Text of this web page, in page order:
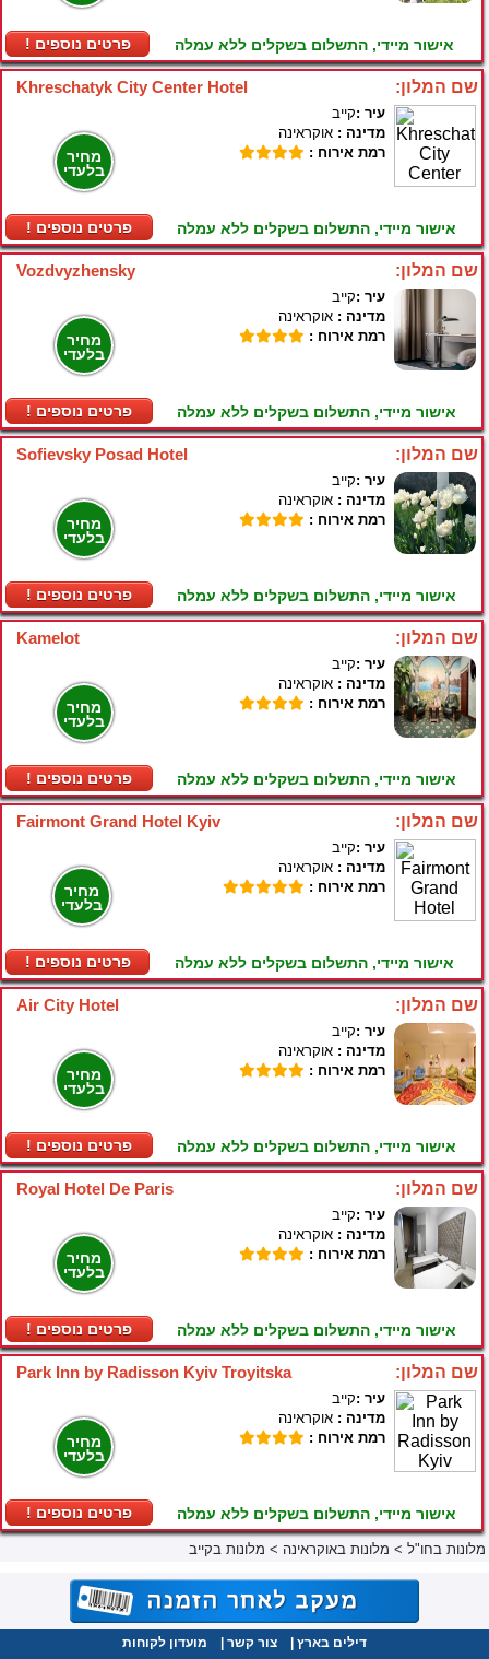
! פרטים נוספים אישור מיידי, התשלום בשקלים ללא עמלה
Khreschatyk City Center Hotel שם המלון:
מחיר
בלעדי
! פרטים נוספים
עיר :קייב
מדינה : אוקראינה
רמת אירוח :
אישור מיידי, התשלום בשקלים ללא עמלה
Vozdvyzhensky שם המלון:
מחיר
בלעדי
! פרטים נוספים
עיר :קייב
מדינה : אוקראינה
רמת אירוח :
אישור מיידי, התשלום בשקלים ללא עמלה
Sofievsky Posad Hotel שם המלון:
מחיר
בלעדי
! פרטים נוספים
עיר :קייב
מדינה : אוקראינה
רמת אירוח :
אישור מיידי, התשלום בשקלים ללא עמלה
Kamelot שם המלון:
מחיר
בלעדי
! פרטים נוספים
עיר :קייב
מדינה : אוקראינה
רמת אירוח :
אישור מיידי, התשלום בשקלים ללא עמלה
Fairmont Grand Hotel Kyiv שם המלון:
מחיר
בלעדי
! פרטים נוספים
עיר :קייב
מדינה : אוקראינה
רמת אירוח :
אישור מיידי, התשלום בשקלים ללא עמלה
Air City Hotel שם המלון:
מחיר
בלעדי
! פרטים נוספים
עיר :קייב
מדינה : אוקראינה
רמת אירוח :
אישור מיידי, התשלום בשקלים ללא עמלה
Royal Hotel De Paris שם המלון:
מחיר
בלעדי
! פרטים נוספים
עיר :קייב
מדינה : אוקראינה
רמת אירוח :
אישור מיידי, התשלום בשקלים ללא עמלה
Park Inn by Radisson Kyiv Troyitska שם המלון:
מחיר
בלעדי
! פרטים נוספים
עיר :קייב
מדינה : אוקראינה
רמת אירוח :
אישור מיידי, התשלום בשקלים ללא עמלה
מלונות בחו"ל > מלונות באוקראינה > מלונות בקייב
דילים בארץ צור קשר מועדון לקוחות